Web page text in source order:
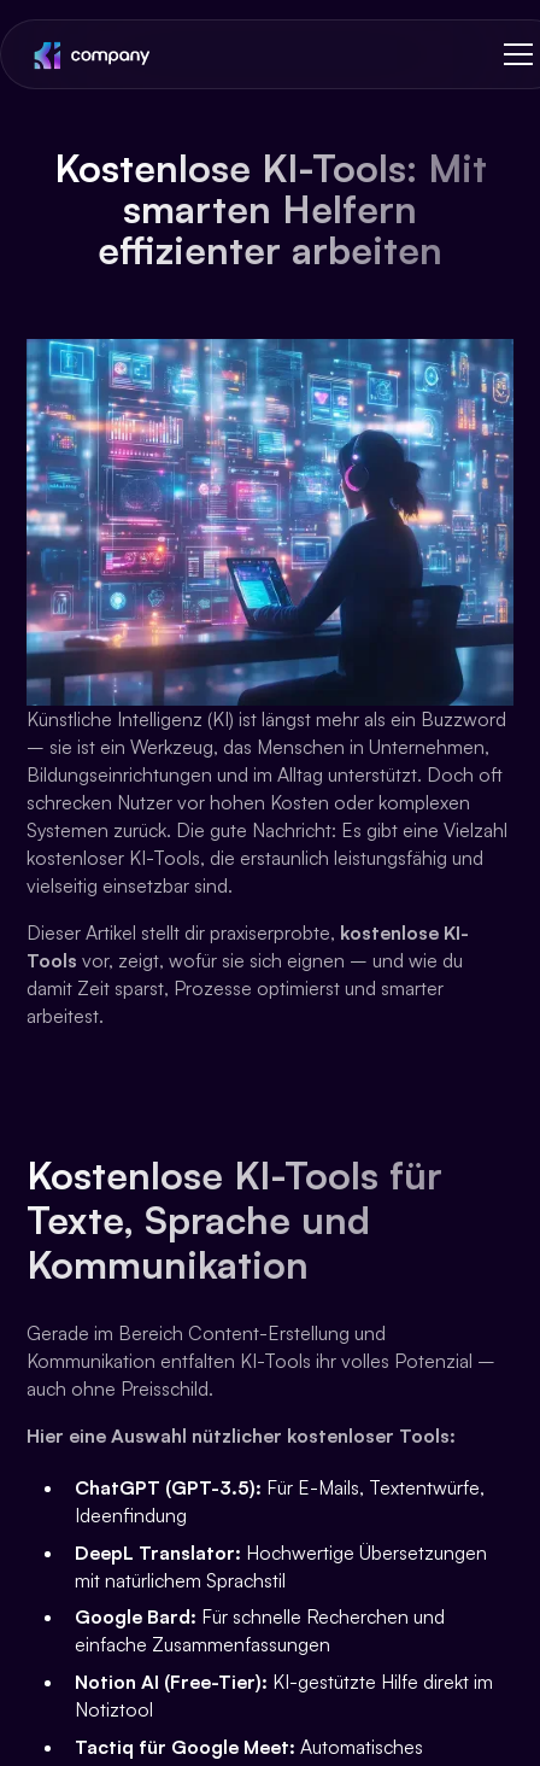
Kostenlose KI-Tools: Mit
smarten Helfern
effizienter arbeiten
Künstliche Intelligenz (KI) ist längst mehr als ein Buzzword
– sie ist ein Werkzeug, das Menschen in Unternehmen,
Bildungseinrichtungen und im Alltag unterstützt. Doch oft
schrecken Nutzer vor hohen Kosten oder komplexen
Systemen zurück. Die gute Nachricht: Es gibt eine Vielzahl
kostenloser KI-Tools, die erstaunlich leistungsfähig und
vielseitig einsetzbar sind.
Dieser Artikel stellt dir praxiserprobte, kostenlose KI-
Tools vor, zeigt, wofür sie sich eignen – und wie du
damit Zeit sparst, Prozesse optimierst und smarter
arbeitest.
Kostenlose KI-Tools für
Texte, Sprache und
Kommunikation
Gerade im Bereich Content-Erstellung und
Kommunikation entfalten KI-Tools ihr volles Potenzial –
auch ohne Preisschild.
Hier eine Auswahl nützlicher kostenloser Tools:
ChatGPT (GPT-3.5): Für E-Mails, Textentwürfe,
Ideenfindung
DeepL Translator: Hochwertige Übersetzungen
mit natürlichem Sprachstil
Google Bard: Für schnelle Recherchen und
einfache Zusammenfassungen
Notion AI (Free-Tier): KI-gestützte Hilfe direkt im
Notiztool
Tactiq für Google Meet: Automatisches